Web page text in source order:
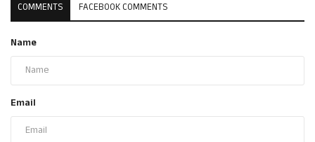
COMMENTS FACEBOOK COMMENTS
Name
Email